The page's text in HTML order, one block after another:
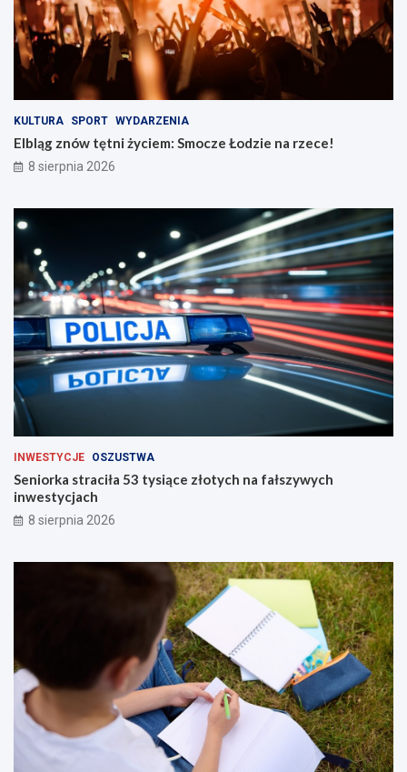
ż
n
o
i
n
d
r
a
c
a
r
z
e
e
!
KULTURA SPORT WYDARZENIA
Elbląg znów tętni życiem: Smocze Łodzie na rzece!
8 sierpnia 2026
INWESTYCJE OSZUSTWA
Seniorka straciła 53 tysiące złotych na fałszywych
inwestycjach
8 sierpnia 2026